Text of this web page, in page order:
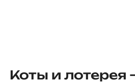
Коты и лотерея